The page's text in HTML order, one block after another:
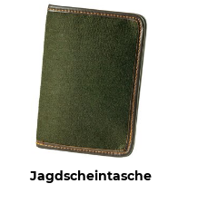
Jagdscheintasche